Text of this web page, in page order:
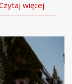
więcej